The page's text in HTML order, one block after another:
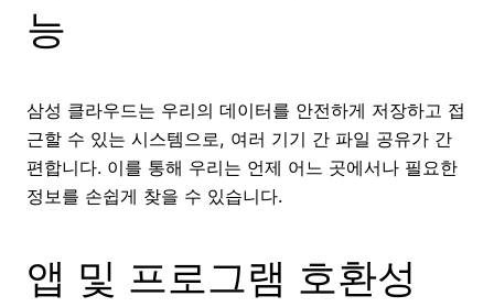
능
삼성 클라우드는 우리의 데이터를 안전하게 저장하고 접
근할 수 있는 시스템으로, 여러 기기 간 파일 공유가 간
편합니다. 이를 통해 우리는 언제 어느 곳에서나 필요한
정보를 손쉽게 찾을 수 있습니다.
앱 및 프로그램 호환성